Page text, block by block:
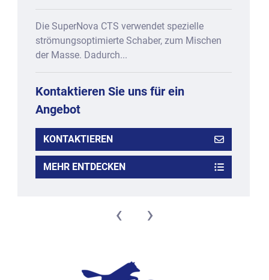
Die SuperNova CTS verwendet spezielle
strömungsoptimierte Schaber, zum Mischen
der Masse. Dadurch...
Kontaktieren Sie uns für ein
Angebot
KONTAKTIEREN
MEHR ENTDECKEN
‹ ›